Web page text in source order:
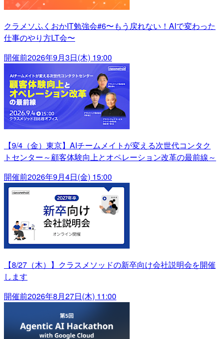
クラメソふくおかIT勉強会#6〜もう戻れない！AIで変わった
仕事のやり方LT会〜
開催前2026年9月3日(木) 19:00
【9/4（金）東京】AIチームメイトが変える次世代コンタク
トセンター～顧客体験向上とオペレーション改革の最前線～
開催前2026年9月4日(金) 15:00
【8/27（木）】クラスメソッドの新卒向け会社説明会を開催
します
開催前2026年8月27日(木) 11:00